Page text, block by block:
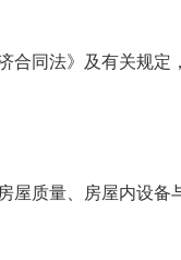
合同法》及有关规
屋质量、房屋内设备